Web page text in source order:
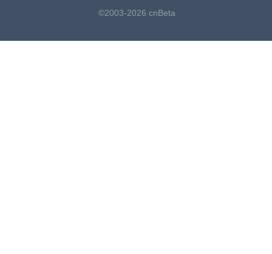
©2003-2026 cnBeta